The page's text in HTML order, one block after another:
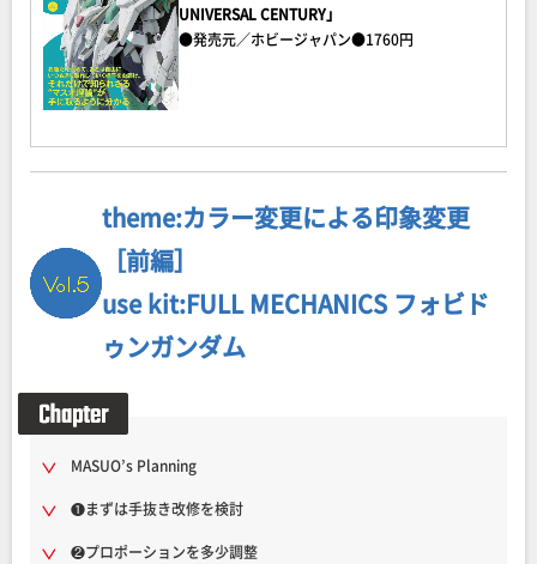
UNIVERSAL CENTURY」
●発売元／ホビージャパン●1760円
theme:カラー変更による印象変更
［前編］
use kit:FULL MECHANICS フォビド
ゥンガンダム
MASUO’s Planning
❶まずは手抜き改修を検討
❷プロポーションを多少調整